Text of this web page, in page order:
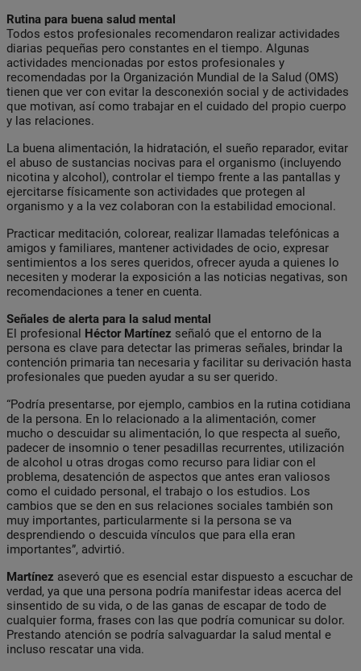
Rutina para buena salud mental
Todos estos profesionales recomendaron realizar actividades
diarias pequeñas pero constantes en el tiempo. Algunas
actividades mencionadas por estos profesionales y
recomendadas por la Organización Mundial de la Salud (OMS)
tienen que ver con evitar la desconexión social y de actividades
que motivan, así como trabajar en el cuidado del propio cuerpo
y las relaciones.
La buena alimentación, la hidratación, el sueño reparador, evitar
el abuso de sustancias nocivas para el organismo (incluyendo
nicotina y alcohol), controlar el tiempo frente a las pantallas y
ejercitarse físicamente son actividades que protegen al
organismo y a la vez colaboran con la estabilidad emocional.
Practicar meditación, colorear, realizar llamadas telefónicas a
amigos y familiares, mantener actividades de ocio, expresar
sentimientos a los seres queridos, ofrecer ayuda a quienes lo
necesiten y moderar la exposición a las noticias negativas, son
recomendaciones a tener en cuenta.
Señales de alerta para la salud mental
El profesional Héctor Martínez señaló que el entorno de la
persona es clave para detectar las primeras señales, brindar la
contención primaria tan necesaria y facilitar su derivación hasta
profesionales que pueden ayudar a su ser querido.
“Podría presentarse, por ejemplo, cambios en la rutina cotidiana
de la persona. En lo relacionado a la alimentación, comer
mucho o descuidar su alimentación, lo que respecta al sueño,
padecer de insomnio o tener pesadillas recurrentes, utilización
de alcohol u otras drogas como recurso para lidiar con el
problema, desatención de aspectos que antes eran valiosos
como el cuidado personal, el trabajo o los estudios. Los
cambios que se den en sus relaciones sociales también son
muy importantes, particularmente si la persona se va
desprendiendo o descuida vínculos que para ella eran
importantes”, advirtió.
Martínez aseveró que es esencial estar dispuesto a escuchar de
verdad, ya que una persona podría manifestar ideas acerca del
sinsentido de su vida, o de las ganas de escapar de todo de
cualquier forma, frases con las que podría comunicar su dolor.
Prestando atención se podría salvaguardar la salud mental e
incluso rescatar una vida.